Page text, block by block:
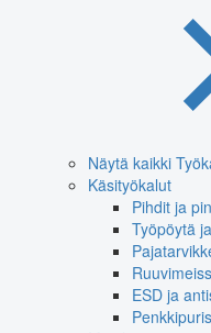
Näytä kaikki
Käsityökalut
Pihdit ja
Työpöytä
ESD ja